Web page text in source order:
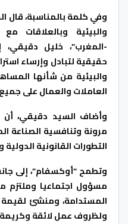
وفي كلمة بالمناسبة، قال
والبيئية وبالعلاقات
-المغرب”، خليل
حقيقية لتبادل وإرساء
والبيئية من شأنها
العاملات والعمال على
وأضاف السيد دقيقي،
مرونة وتنافسية الصناعة
التطورات القانونية
وتطمح “أوكسفام”، إلى
مسؤول اجتماعيا وملتزم
المستدامة، ومنشئ
ولظروف عمل لائقة